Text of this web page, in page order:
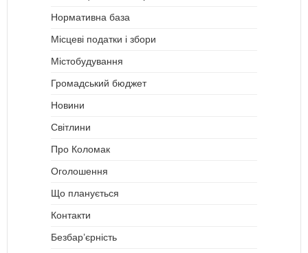
Нормативна база
Місцеві податки і збори
Містобудування
Громадський бюджет
Новини
Світлини
Про Коломак
Оголошення
Що планується
Контакти
Безбар’єрність